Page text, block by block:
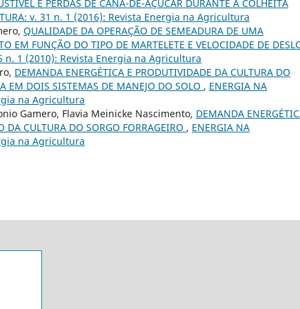
E PERDAS DE CANA-DE-AÇÚCAR DURANTE A COLHEITA
v. 31 n. 1 (2016): Revista Energia na Agricultura
QUALIDADE DA OPERAÇÃO DE SEMEADURA DE UMA
EM FUNÇÃO DO TIPO DE MARTELETE E VELOCIDADE DE
n. 1 (2010): Revista Energia na Agricultura
DEMANDA ENERGÉTICA E PRODUTIVIDADE DA CULTURA DO
EM DOIS SISTEMAS DE MANEJO DO SOLO , ENERGIA NA
na Agricultura
Gamero, Flavia Meinicke Nascimento, DEMANDA
CULTURA DO SORGO FORRAGEIRO , ENERGIA NA
na Agricultura